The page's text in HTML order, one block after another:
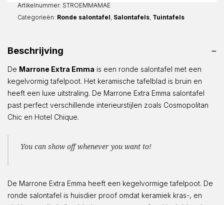
aantal
Artikelnummer: STROEMMAMAE
Categorieën: Ronde salontafel Salontafels Tuintafels
Beschrijving
De Marrone Extra Emma is een ronde salontafel met een
kegelvormig tafelpoot. Het keramische tafelblad is bruin en
heeft een luxe uitstraling. De Marrone Extra Emma salontafel
past perfect verschillende interieurstijlen zoals Cosmopolitan
Chic en Hotel Chique.
You can show off whenever you want to!
De Marrone Extra Emma heeft een kegelvormige tafelpoot. De
ronde salontafel is huisdier proof omdat keramiek kras-, en